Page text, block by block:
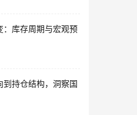
：库存周期与宏观预
持仓结构，洞察国